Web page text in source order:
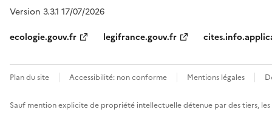
Version 3.3.1 17/07/2026
ecologie.gouv.fr
legifrance.gouv.fr
Plan du site Accessibilité: non conforme Mentions légales
Sauf mention explicite de propriété intellectuelle détenue par des tiers,